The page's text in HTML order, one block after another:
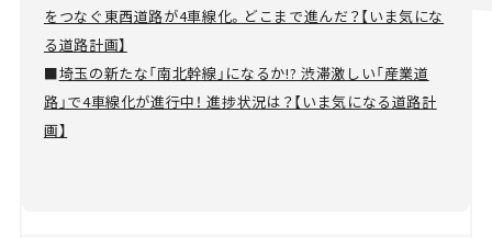
をつなぐ東西道路が4車線化。どこまで進んだ？【いま気にな
る道路計画】
■埼玉の新たな「南北幹線」になるか!? 渋滞激しい「産業道
路」で4車線化が進行中！ 進捗状況は？【いま気になる道路計
画】